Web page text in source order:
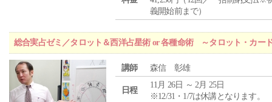
義開始前まで）
総合実占ゼミ／タロット＆西洋占星術 or 各種命術 ～タロット・カー
講師 森信 彰雄
日程
11月 26日 ～ 2月 25日
※12/31・1/7は休講となります。